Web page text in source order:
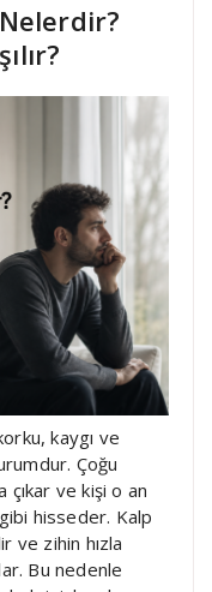
kaygı ve
Çoğu
ve kişi o an
hisseder. Kalp
ve zihin hızla
Bu nedenle